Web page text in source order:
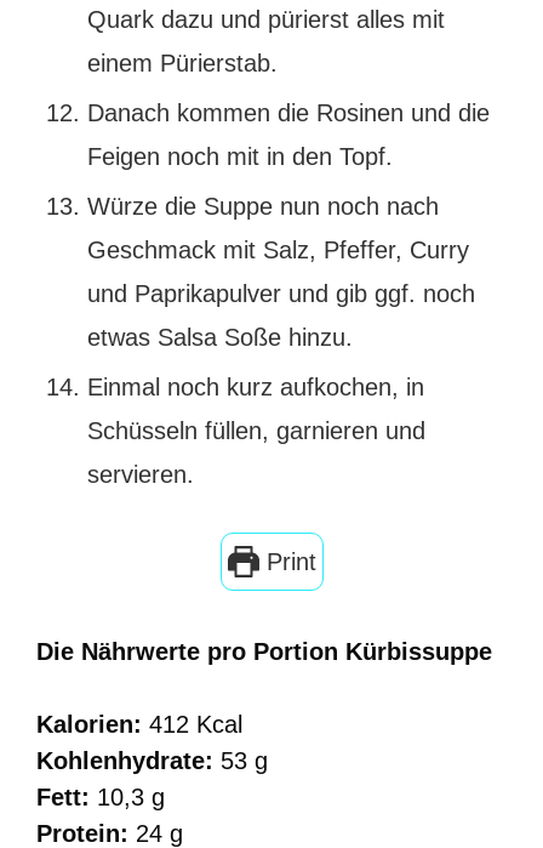
Quark dazu und pürierst alles mit
einem Pürierstab.
Danach kommen die Rosinen und die
Feigen noch mit in den Topf.
Würze die Suppe nun noch nach
Geschmack mit Salz, Pfeffer, Curry
und Paprikapulver und gib ggf. noch
etwas Salsa Soße hinzu.
Einmal noch kurz aufkochen, in
Schüsseln füllen, garnieren und
servieren.
Print
Die Nährwerte pro Portion Kürbissuppe
Kalorien: 412 Kcal
Kohlenhydrate: 53 g
Fett: 10,3 g
Protein: 24 g